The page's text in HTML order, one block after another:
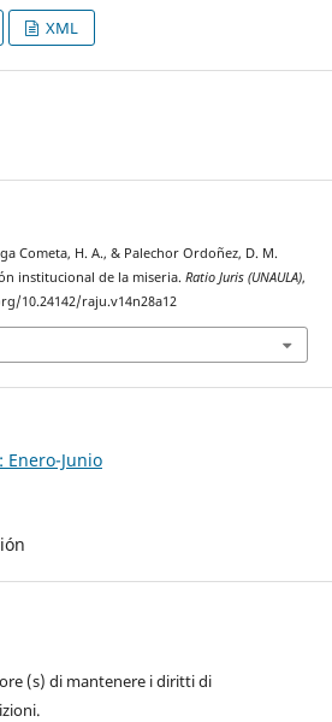
XML
Cometa, H. A., & Palechor Ordoñez, D. M.
institucional de la miseria. Ratio Juris (UNAULA),
10.24142/raju.v14n28a12
Enero-Junio
(s) di mantenere i diritti di